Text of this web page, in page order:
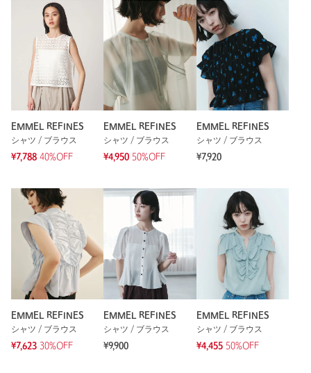
EMMEL REFINES
シャツ / ブラウス
¥7,788 40%OFF
EMMEL REFINES
シャツ / ブラウス
¥4,950 50%OFF
EMMEL REFINES
シャツ / ブラウス
¥7,920
EMMEL REFINES
シャツ / ブラウス
¥7,623 30%OFF
EMMEL REFINES
シャツ / ブラウス
¥9,900
EMMEL REFINES
シャツ / ブラウス
¥4,455 50%OFF